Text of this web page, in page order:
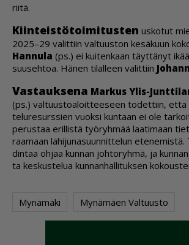
rii­tä.
Kiin­teis­tö­toi­mi­tus­ten us­ko­tut
2025–29 va­lit­tiin val­tuus­ton ke­sä­kuun
Han­nu­la (ps.) ei kui­ten­kaan täyt­tä­nyt
suu­seh­toa. Hä­nen ti­lal­leen va­lit­tiin
Vas­tauk­se­na Mar­kus Ylis-
(ps.) val­tuus­to­a­loit­tee­seen to­det­tiin,
te­lu­re­surs­sien vuok­si kun­taan ei ole
pe­rus­taa eril­lis­tä työ­ryh­mää laa­ti­maan
raa­maan lä­hi­ju­na­suun­nit­te­lun
din­taa oh­jaa kun­nan joh­to­ryh­mä, ja
ta kes­kus­te­lua kun­nan­hal­li­tuk­sen
Mynämäki Mynämäen Valtuusto